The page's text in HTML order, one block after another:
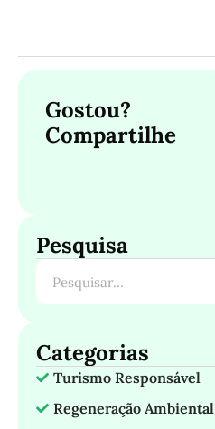
Gostou?
Compartilhe
Pesquisa
Categorias
Turismo Responsável
Regeneração Ambiental